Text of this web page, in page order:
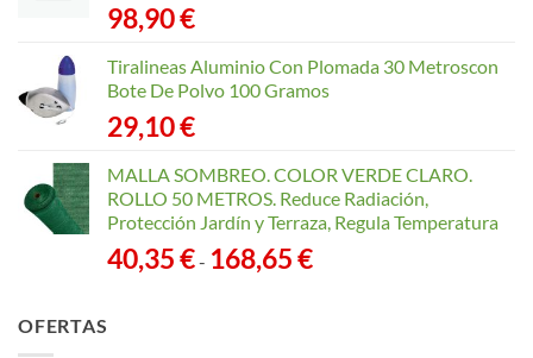
98,90€
Tiralineas Aluminio Con Plomada 30 Metroscon
Bote De Polvo 100 Gramos
29,10€
MALLA SOMBREO. COLOR VERDE CLARO.
ROLLO 50 METROS. Reduce Radiación,
Protección Jardín y Terraza, Regula Temperatura
40,35€- 168,65€Rango
OFERTAS